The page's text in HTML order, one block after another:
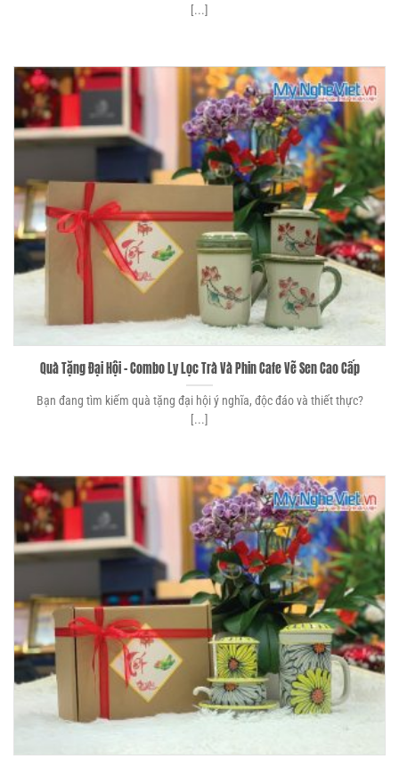
[...]
Quà Tặng Đại Hội – Combo Ly Lọc Trà Và Phin Cafe Vẽ Sen Cao Cấp
Bạn đang tìm kiếm quà tặng đại hội ý nghĩa, độc đáo và thiết thực?
[...]